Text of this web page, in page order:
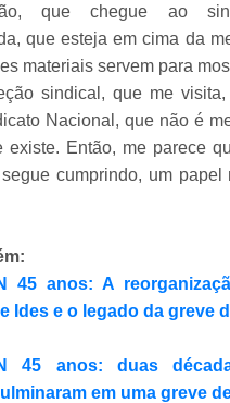
que chegue ao
que esteja em cima da
materiais servem para
sindical, que me
Nacional, que não é
existe. Então, me parece
cumprindo, um papel
45 anos: A
e Ides e o legado da greve
45 anos: duas
em uma greve